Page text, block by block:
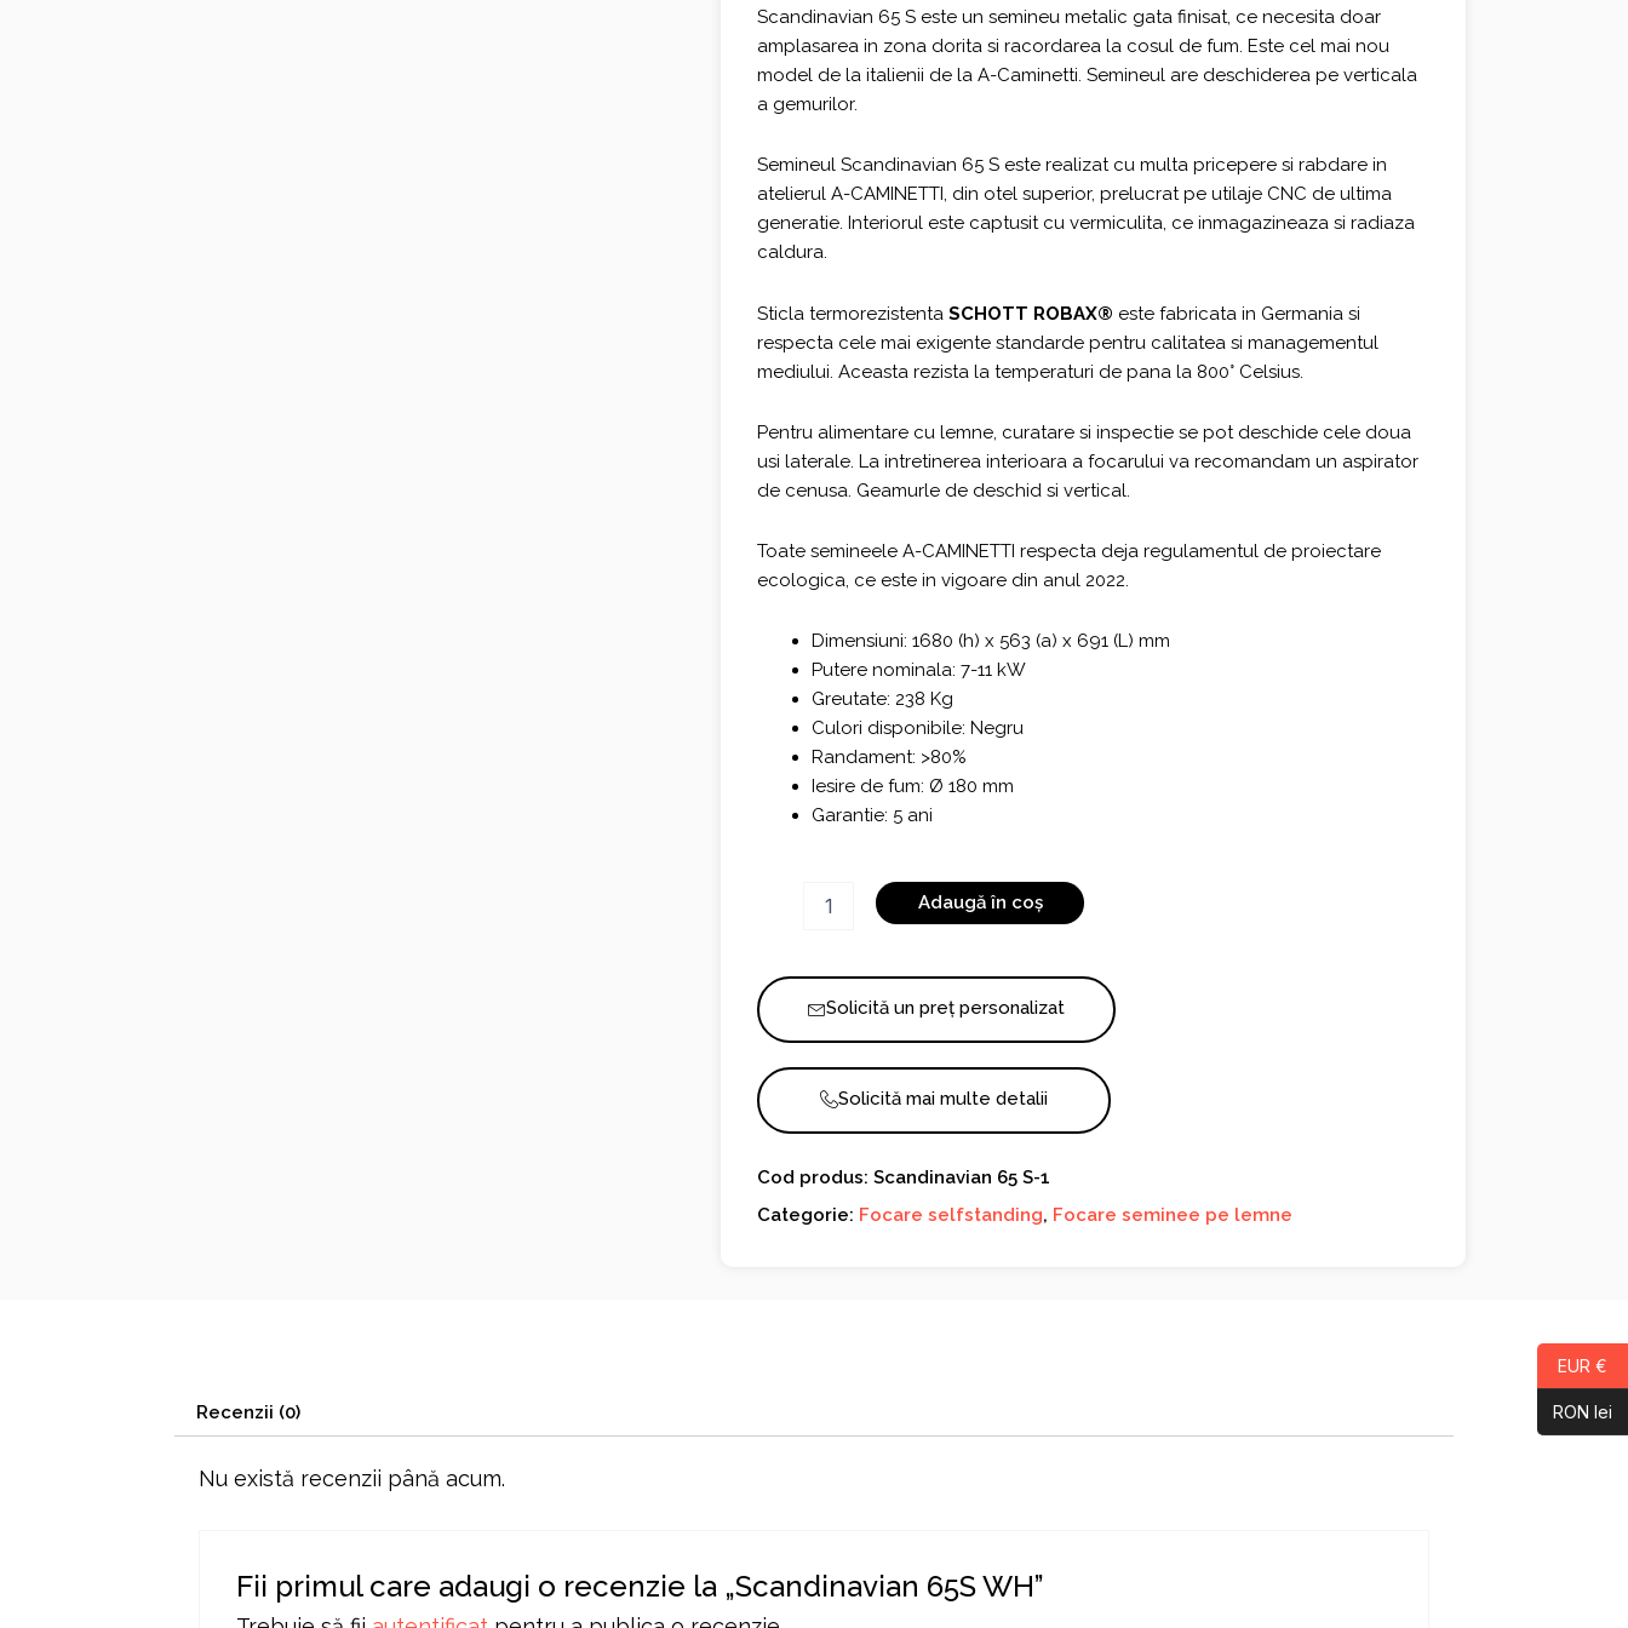
fost:
3.640,00 €.
2.730,00 €.
Scandinavian 65 S este un semineu metalic gata finisat, ce necesita doar
amplasarea in zona dorita si racordarea la cosul de fum. Este cel mai nou
model de la italienii de la A-Caminetti. Semineul are deschiderea pe verticala
a gemurilor.
Semineul Scandinavian 65 S este realizat cu multa pricepere si rabdare in
atelierul A-CAMINETTI, din otel superior, prelucrat pe utilaje CNC de ultima
generatie. Interiorul este captusit cu vermiculita, ce inmagazineaza si radiaza
caldura.
Sticla termorezistentaSCHOTT ROBAX® este fabricata in Germania si
respecta cele mai exigente standarde pentru calitatea si managementul
mediului. Aceasta rezista la temperaturi de pana la 800° Celsius.
Pentru alimentare cu lemne, curatare si inspectie se pot deschide cele doua
usi laterale. La intretinerea interioara a focarului va recomandam un aspirator
de cenusa. Geamurle de deschid si vertical.
Toate semineele A-CAMINETTI respecta deja regulamentul de proiectare
ecologica, ce este in vigoare din anul 2022.
Dimensiuni: 1680 (h) x 563 (a) x 691 (L) mm
Putere nominala: 7-11 kW
Greutate: 238 Kg
Culori disponibile: Negru
Randament: >80%
Iesire de fum: Ø 180 mm
Garantie: 5 ani
Scandinavian
Adaugă în coș
Solicită un preț personalizat
Solicită mai multe detalii
Cod produs: Scandinavian 65 S-1
Categorie: Focare selfstanding, Focare seminee pe lemne
Recenzii (0)
Nu există recenzii până acum.
Fii primul care adaugi o recenzie la „Scandinavian 65S WH”
EUR €
RON lei